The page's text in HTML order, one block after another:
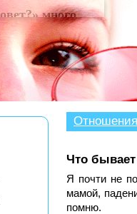
В разделе
Что
Я почти не
мамой,
помню.